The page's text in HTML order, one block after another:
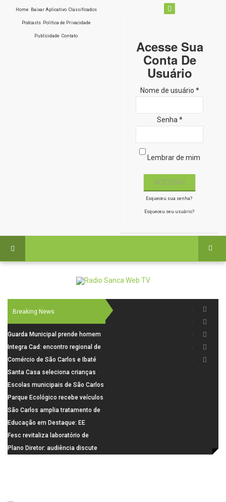
Home Baixar Aplicativo Classificados
Podcasts Política de Privacidade
Publicidade Contato
Acesse Sua
Conta De
Usuário
Nome de usuário *
Senha *
Lembrar de mim
Esqueceu sua senha?
Esqueceu seu usuário?
Breaking News
Guarda Municipal prende homem
por tentativa de furto em CEMEI
após cerco em São Carlos
Integra Cad: encontro regional de
segurança púbica será realizado
dia 10 de agosto em São Carlos
Comércio de São Carlos e Ibaté
terá horário especial para o dia
dos Pais
Santa Casa seleciona crianças
para pesquisa sobre dor de
crescimento
Escolas municipais de São Carlos
superam média Nacional do IDEB
Parque Ecológico recebe veículos
elétricos e moderniza rotina de
manejo dos animais
São Carlos amplia tratamento de
resíduos de saúde com autoclave
de última geração
Educação em Destaque: EE
Visconde da Cunha Bueno, em
Santa Eudóxia, alcança nota 7,8
Fesc revitaliza laboratório de
informática da Emeb Ulysses
Plano Diretor: audiência discute